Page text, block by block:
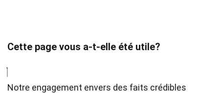
Cette page vous a-t-elle été utile?
Notre engagement envers des faits crédibles